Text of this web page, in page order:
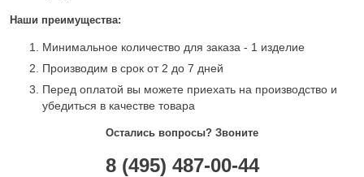
Наши преимущества:
Минимальное количество для заказа - 1 изделие
Производим в срок от 2 до 7 дней
Перед оплатой вы можете приехать на производство и
убедиться в качестве товара
Остались вопросы? Звоните
8 (495) 487-00-44